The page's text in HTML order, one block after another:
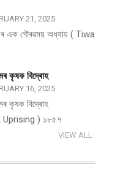
21, 2025
এক গৌৰৱময় অধ্যায় ( Tiwa
কৃষক বিদ্ৰোহ​
16, 2025
কৃষক বিদ্ৰোহ​
) ১৮৫৭
VIEW ALL